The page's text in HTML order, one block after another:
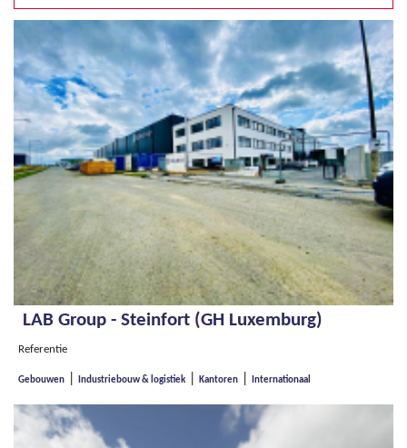
LAB Group - Steinfort (GH Luxemburg)
Referentie
Gebouwen Industriebouw & logistiek Kantoren Internationaal
Pagina's